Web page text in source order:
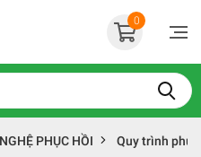
0
PHỤC HỒI Quy trình